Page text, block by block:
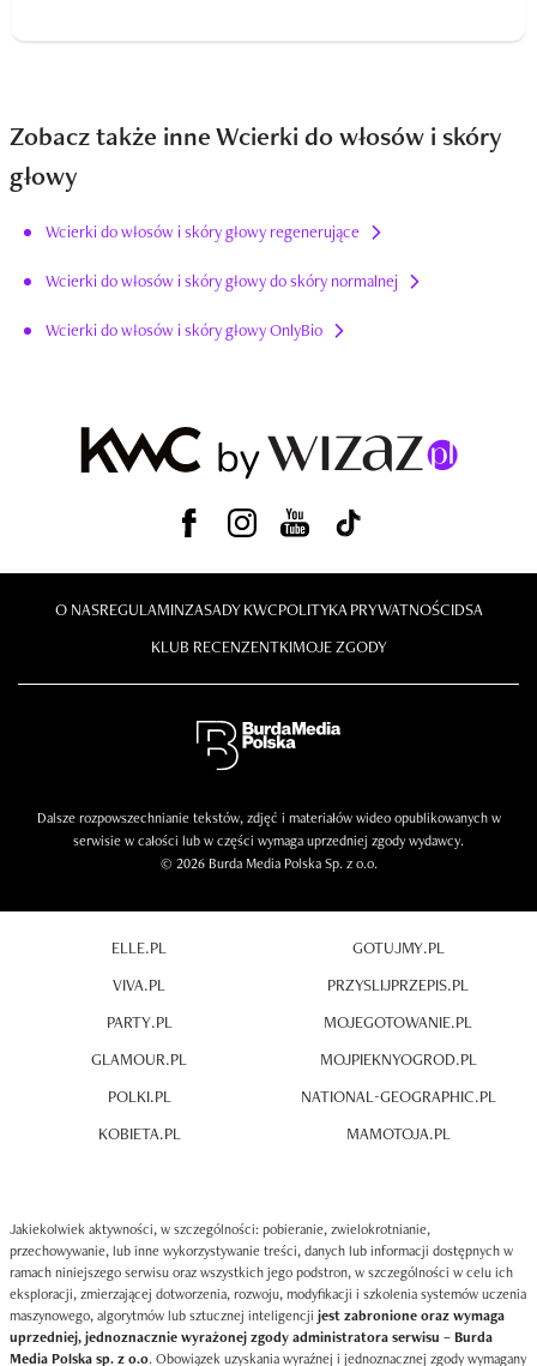
Zobacz także inne Wcierki do włosów i skóry
głowy
Wcierki do włosów i skóry głowy regenerujące
Wcierki do włosów i skóry głowy do skóry normalnej
Wcierki do włosów i skóry głowy OnlyBio
O NASREGULAMINZASADY KWCPOLITYKA PRYWATNOŚCIDSA
KLUB RECENZENTKIMOJE ZGODY
Dalsze rozpowszechnianie tekstów, zdjęć i materiałów wideo opublikowanych w
serwisie w całości lub w części wymaga uprzedniej zgody wydawcy.
© 2026 Burda Media Polska Sp. z o.o.
ELLE.PL
VIVA.PL
PARTY.PL
GLAMOUR.PL
POLKI.PL
KOBIETA.PL
GOTUJMY.PL
PRZYSLIJPRZEPIS.PL
MOJEGOTOWANIE.PL
MOJPIEKNYOGROD.PL
NATIONAL-GEOGRAPHIC.PL
MAMOTOJA.PL
Jakiekolwiek aktywności, w szczególności: pobieranie, zwielokrotnianie,
przechowywanie, lub inne wykorzystywanie treści, danych lub informacji dostępnych w
ramach niniejszego serwisu oraz wszystkich jego podstron, w szczególności w celu ich
eksploracji, zmierzającej dotworzenia, rozwoju, modyfikacji i szkolenia systemów uczenia
maszynowego, algorytmów lub sztucznej inteligencji jest zabronione oraz wymaga
uprzedniej, jednoznacznie wyrażonej zgody administratora serwisu – Burda
Media Polska sp. z o.o. Obowiązek uzyskania wyraźnej i jednoznacznej zgody wymagany